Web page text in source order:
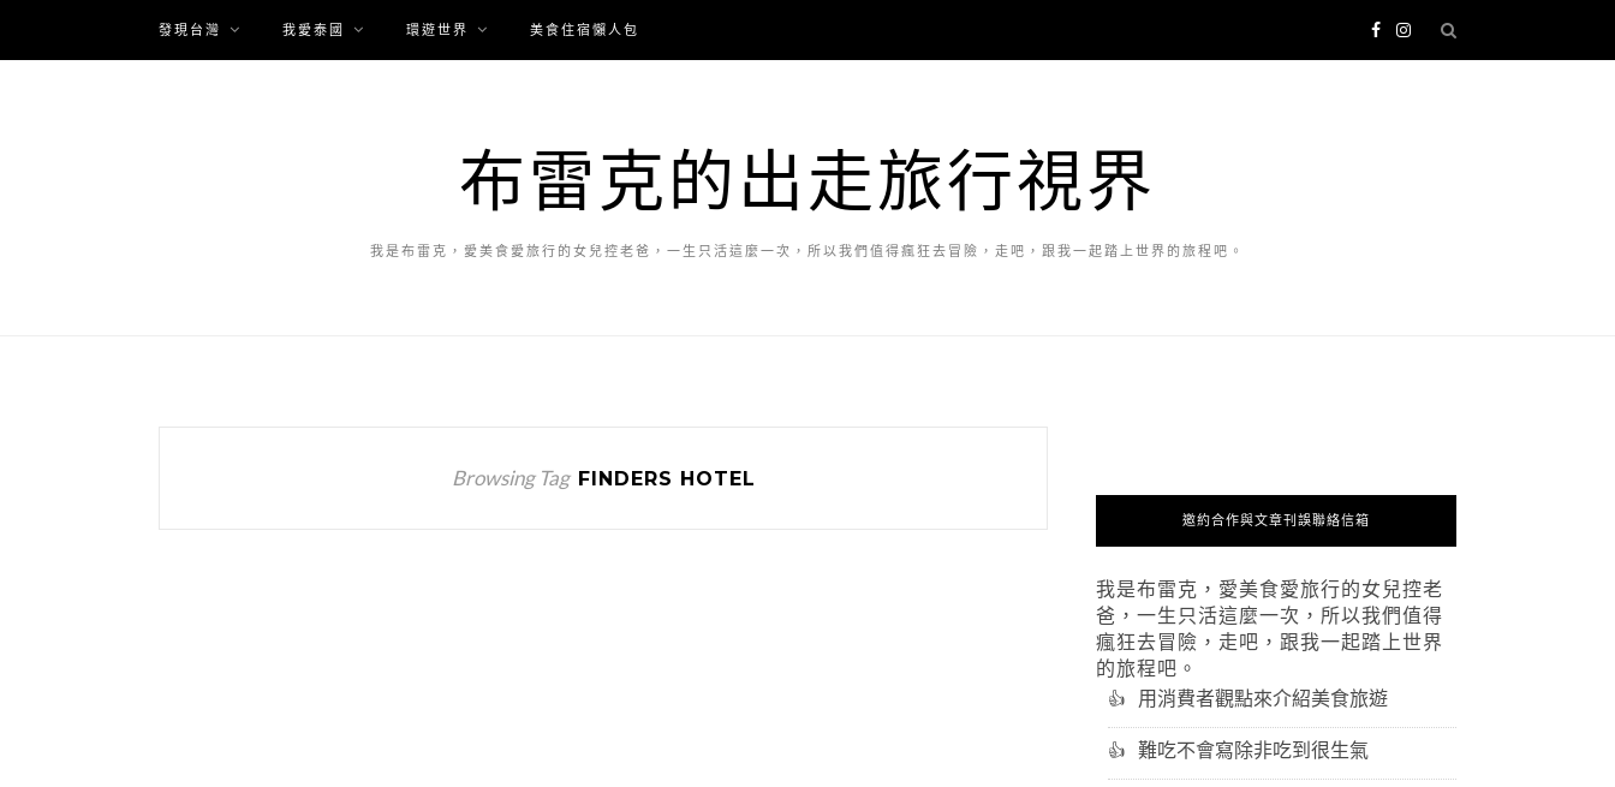
發現台灣 我愛泰國 環遊世界 美食住宿懶人包
布雷克的出走旅行視界
我是布雷克，愛美食愛旅行的女兒控老爸，一生只活這麼一次，所以我們值得瘋狂去冒險，走吧，跟我一起踏上世界的旅程吧。
Browsing Tag FINDERS HOTEL
邀約合作與文章刊誤聯絡信箱
我是布雷克，愛美食愛旅行的女兒控老
爸，一生只活這麼一次，所以我們值得
瘋狂去冒險，走吧，跟我一起踏上世界
的旅程吧。
用消費者觀點來介紹美食旅遊
難吃不會寫除非吃到很生氣